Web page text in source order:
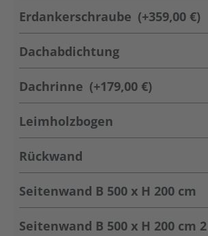
Erdankerschraube (+359,00 €)
Dachabdichtung
Dachrinne (+179,00 €)
Leimholzbogen
Rückwand
Seitenwand B 500 x H 200 cm
Seitenwand B 500 x H 200 cm 2